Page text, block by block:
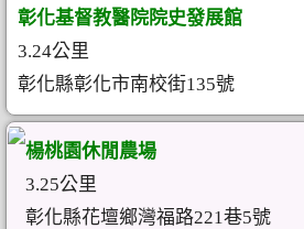
彰化基督教醫院院史發展館
3.24公里
彰化縣彰化市南校街135號
楊桃園休閒農場
3.25公里
彰化縣花壇鄉灣福路221巷5號